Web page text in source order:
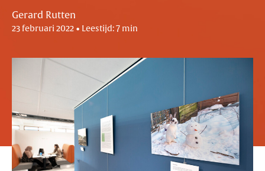
Gerard Rutten
23 februari 2022 • Leestijd: 7 min